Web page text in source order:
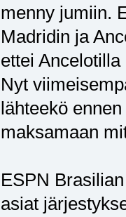
menny jumiin.
Madridin ja
ettei
Nyt
lähteekö
maksamaan
ESPN
asiat